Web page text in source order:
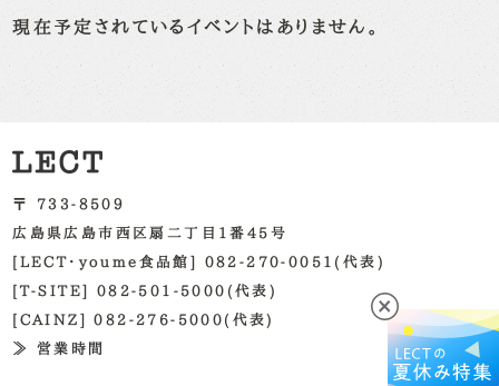
現在予定されているイベントはありません。
〒 733-8509
広島県広島市西区扇二丁目1番45号
[LECT・youme食品館] 082-270-0051(代表)
[T-SITE] 082-501-5000(代表)
[CAINZ] 082-276-5000(代表)
≫ 営業時間